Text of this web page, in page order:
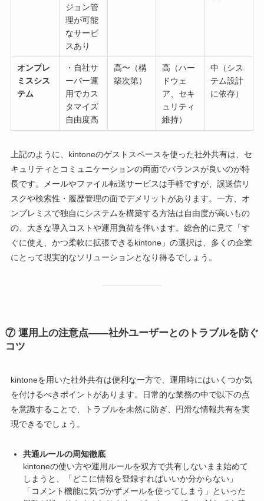
ジョン管
理が可能
なサービ
スあり
オンプレ
ミスシス
テム
・自社サ
ーバー運
用でカス
タマイズ
自由度高
高〜（構
築次第）
高（ハー
ドウェ
ア、セキ
ュリティ
維持）
中（シス
テム設計
に依存）
上記のように、kintoneのゲストスペースを使った社外共有は、セ
キュリティとコミュニケーションの両面でバランスが良いのが特
長です。メールやファイル転送サービスは手軽ですが、誤送信リ
スクや検索性・履歴管理の面でデメリットがあります。一方、オ
ンプレミスで独自にシステムを構築する方法は自由度が高いもの
の、大きな導入コストや運用負荷を伴います。総合的に見て「す
ぐに使え、かつ柔軟に拡張できるkintone」の選択は、多くの企業
にとって現実的なソリューションとなり得るでしょう。
⑦ 運用上の注意点――社外ユーザーとのトラブルを防ぐ
コツ
kintoneを用いた社外共有は便利な一方で、運用時にはいくつか気
を付けるべきポイントがあります。日常的な業務の中で以下の点
を意識することで、トラブルを未然に防ぎ、円滑な情報共有を実
現できるでしょう。
共通ルールの周知徹底
kintoneの使い方や運用ルールを双方で共有しないまま始めて
しまうと、「どこに情報を登録すればいいか分からない」
「コメント機能に気づかずメールを使ってしまう」といった